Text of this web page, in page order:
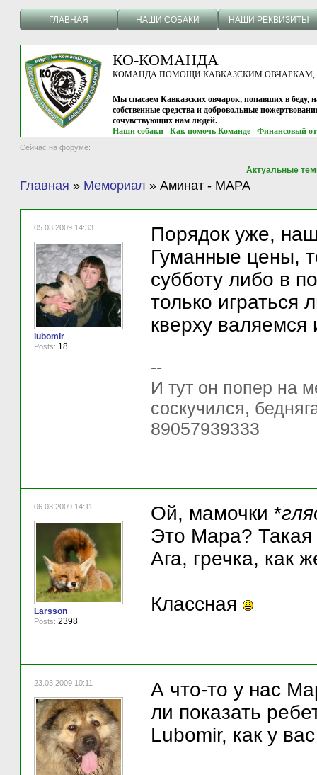
ГЛАВНАЯ НАШИ СОБАКИ НАШИ РЕКВИЗИТЫ
КО-КОМАНДА
КОМАНДА ПОМОЩИ КАВКАЗСКИМ ОВЧАРКАМ, г.
Мы спасаем Кавказских овчарок, попавших в беду,
собственные средства и добровольные
сочувствующих нам людей.
Наши собаки
Как помочь Команде Финансовый
Сейчас на форуме:
Актуальные
Главная » Мемориал » Аминат - МАРА
05.03.2009 14:33
lubomir
Posts: 18
Порядок уже,
Гуманные цены,
субботу либо в
только играться
кверху
--
И тут он попер на
соскучился,
89057939333
06.03.2009 14:11
Larsson
Posts: 2398
Ой, мамочки *
Это Мара?
Ага, гречка, как
Классная
23.03.2009 10:11
А что-то у нас
ли показать
Lubomir, как у